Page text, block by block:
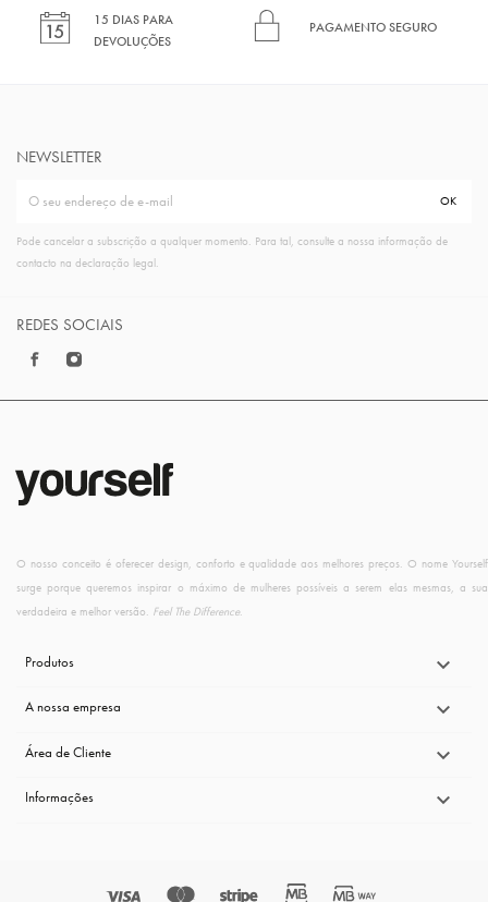
15 DIAS PARA
DEVOLUÇÕES
PAGAMENTO SEGURO
NEWSLETTER
Pode cancelar a subscrição a qualquer momento. Para tal, consulte a nossa informação de
contacto na declaração legal.
REDES SOCIAIS
O nosso conceito é oferecer design, conforto e qualidade aos melhores preços. O nome Yourself
surge porque queremos inspirar o máximo de mulheres possíveis a serem elas mesmas, a sua
verdadeira e melhor versão. Feel The Difference.
Produtos 
A nossa empresa 
Área de Cliente 
Informações 